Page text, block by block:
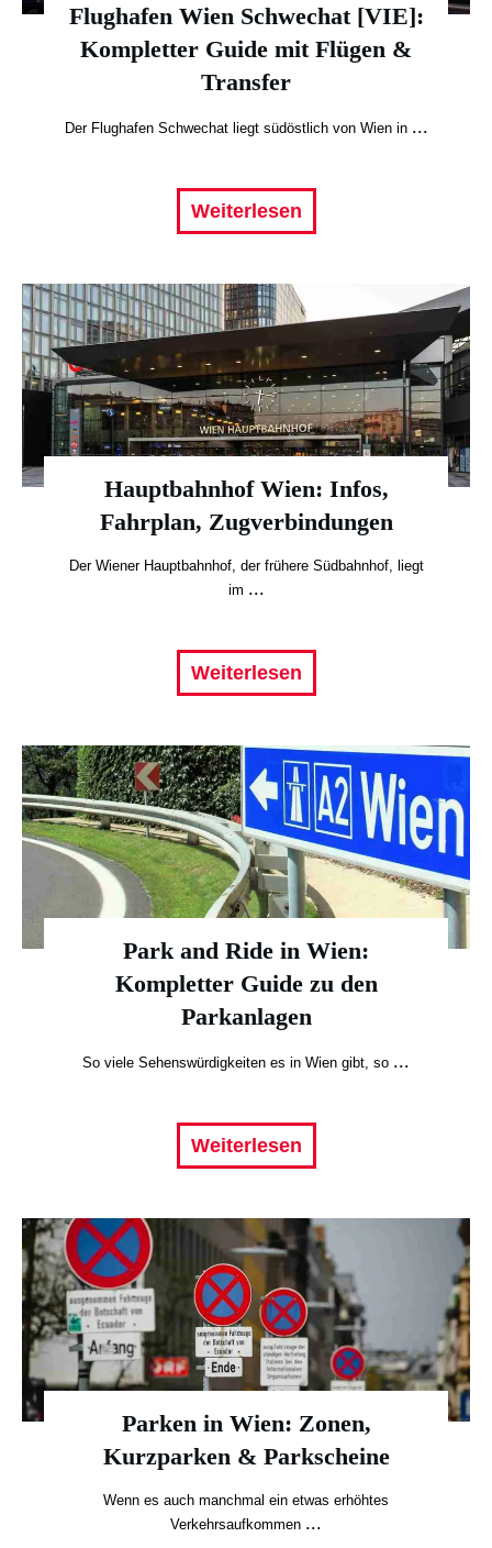
Flughafen Wien Schwechat [VIE]:
Kompletter Guide mit Flügen &
Transfer
Der Flughafen Schwechat liegt südöstlich von Wien in ...
Weiterlesen
Hauptbahnhof Wien: Infos,
Fahrplan, Zugverbindungen
Der Wiener Hauptbahnhof, der frühere Südbahnhof, liegt
im ...
Weiterlesen
Park and Ride in Wien:
Kompletter Guide zu den
Parkanlagen
So viele Sehenswürdigkeiten es in Wien gibt, so ...
Weiterlesen
Parken in Wien: Zonen,
Kurzparken & Parkscheine
Wenn es auch manchmal ein etwas erhöhtes
Verkehrsaufkommen ...